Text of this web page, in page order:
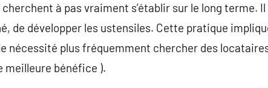
à pas vraiment s’établir sur le long terme.
de développer les ustensiles. Cette pratique
nécessité plus fréquemment chercher des
meilleure bénéfice ).